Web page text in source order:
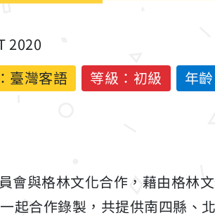
2020
臺灣客語 等級：初級 年
會與格林文化合作，藉由格林
起合作錄製，共提供南四縣、